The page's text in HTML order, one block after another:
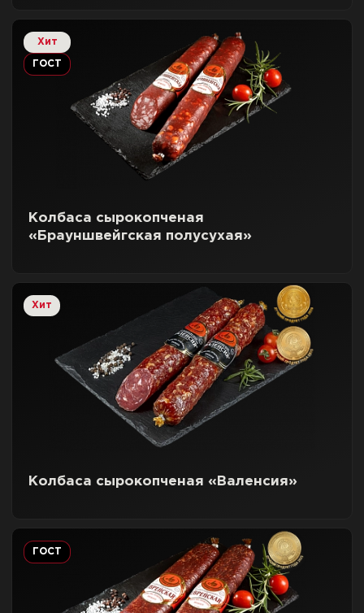
Хит
ГОСТ
Колбаса сырокопченая
«Брауншвейгская полусухая»
Хит
Колбаса сырокопченая «Валенсия»
ГОСТ